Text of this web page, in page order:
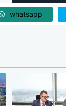
whatsapp